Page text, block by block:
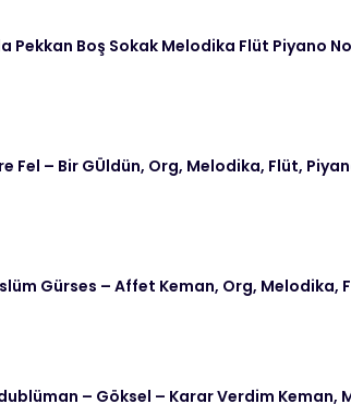
Pekkan Boş Sokak Melodika Flüt Piyano
Fel – Bir GÜldün, Org, Melodika, Flüt,
Gürses – Affet Keman, Org, Melodika,
– Göksel – Karar Verdim Keman,